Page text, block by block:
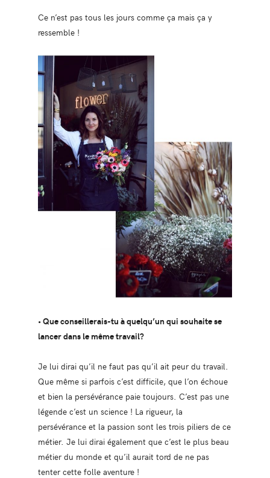
Ce n’est pas tous les jours comme ça mais ça y
ressemble !
• Que conseillerais-tu à quelqu’un qui souhaite se
lancer dans le même travail?
Je lui dirai qu’il ne faut pas qu’il ait peur du travail.
Que même si parfois c’est difficile, que l’on échoue
et bien la persévérance paie toujours. C’est pas une
légende c’est un science ! La rigueur, la
persévérance et la passion sont les trois piliers de ce
métier. Je lui dirai également que c’est le plus beau
métier du monde et qu’il aurait tord de ne pas
tenter cette folle aventure !